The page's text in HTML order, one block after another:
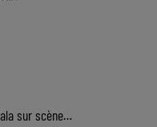
sur scène…